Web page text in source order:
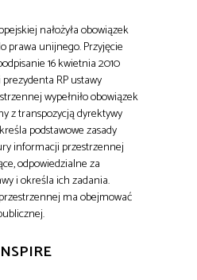
nałożyła obowiązek
prawa unijnego. Przyjęcie
16 kwietnia 2010
RP ustawy
wypełniło obowiązek
z transpozycją dyrektywy
podstawowe zasady
informacji przestrzennej
odpowiedzialne za
i określa ich zadania.
ma obejmować